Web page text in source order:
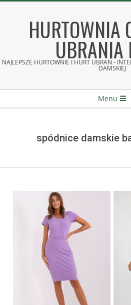
HURTOWNIA
UBRANIA
NAJLEPSZE HURTOWNIE I HURT UBRAŃ -
DAMSKIEJ
Menu
spódnice damskie